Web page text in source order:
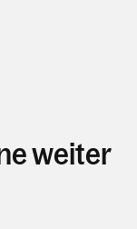
weiter